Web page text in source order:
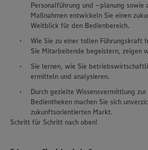
Personalführung und –planung sowie
Maßnahmen entwickeln Sie einen
Weitblick für den Bedienbereich.
Wie Sie zu einer tollen Führungskraft
Sie Mitarbeitende begeistern, zeigen
Sie lernen, wie Sie
ermitteln und analysieren.
Durch gezielte Wissensvermittlung
Bedientheken machen Sie sich
zukunftsorientierten Markt.
Schritt für Schritt nach oben!